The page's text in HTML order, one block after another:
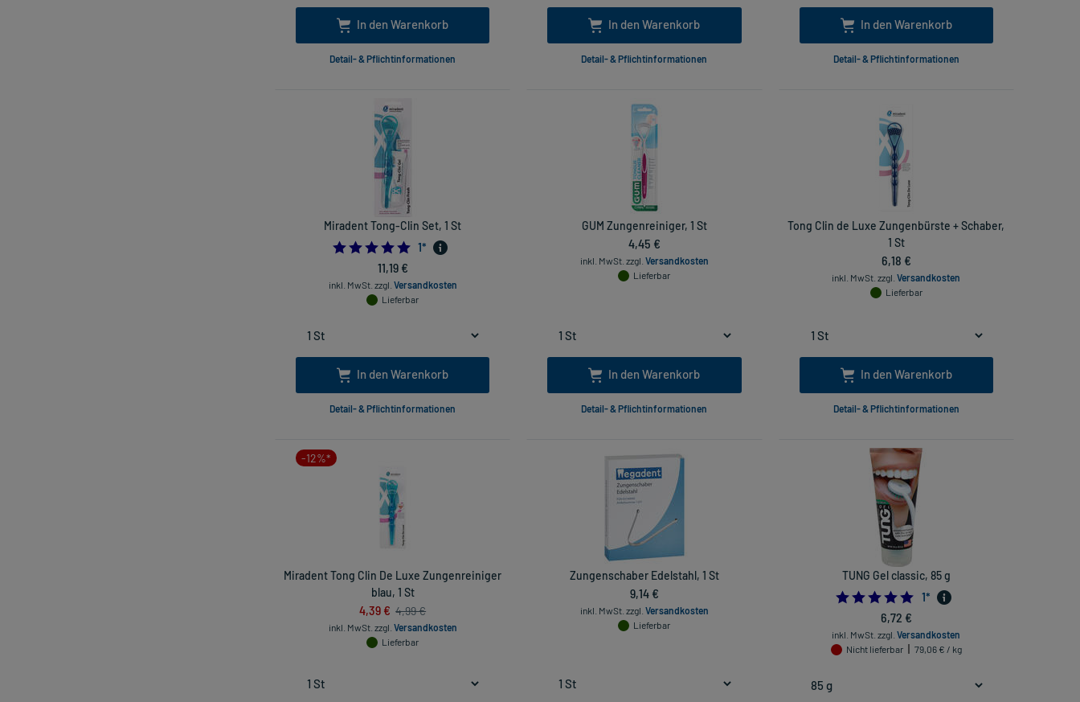
In den Warenkorb
Detail- & Pflichtinformationen
In den Warenkorb
Detail- & Pflichtinformationen
In den Warenkorb
Detail- & Pflichtinformationen
Miradent Tong-Clin Set, 1 St
5.0
1*
11,19 €
inkl. MwSt. zzgl. Versandkosten
Lieferbar
In den Warenkorb
Detail- & Pflichtinformationen
GUM Zungenreiniger, 1 St
4,45 €
inkl. MwSt. zzgl. Versandkosten
Lieferbar
In den Warenkorb
Detail- & Pflichtinformationen
Tong Clin de Luxe Zungenbürste + Schaber,
1 St
6,18 €
inkl. MwSt. zzgl.Versandkosten
Lieferbar
In den Warenkorb
Detail- & Pflichtinformationen
-12%*
Miradent Tong Clin De Luxe Zungenreiniger
blau, 1 St
4,39 € 4,99 €
inkl. MwSt. zzgl. Versandkosten
Lieferbar
Zungenschaber Edelstahl, 1 St
9,14 €
inkl. MwSt. zzgl. Versandkosten
Lieferbar
TUNG Gel classic, 85 g
5.0
1*
6,72 €
inkl. MwSt. zzgl.Versandkosten
Nicht lieferbar
79,06 € / kg